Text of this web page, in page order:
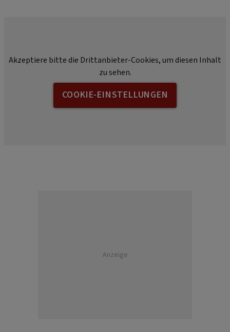
Akzeptiere bitte die Drittanbieter-Cookies, um diesen Inhalt
zu sehen.
COOKIE-EINSTELLUNGEN
Anzeige